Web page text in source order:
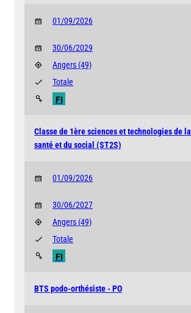
01/09/2026
30/06/2029
Angers (49)
FI
Totale
Classe de 1ère sciences et technologies de la
santé et du social (ST2S)
01/09/2026
30/06/2027
Angers (49)
FI
Totale
BTS podo-orthésiste - PO